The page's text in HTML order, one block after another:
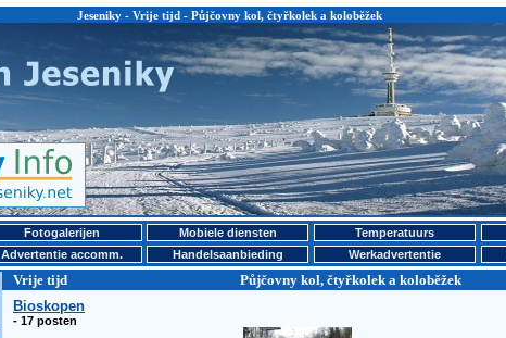
Jeseniky - Vrije tijd - Půjčovny kol, čtyřkolek a koloběžek
Fotogalerijen Mobiele diensten Temperatuurs
Advertentie accomm. Handelsaanbieding Werkadvertentie
Vrije tijd Půjčovny kol, čtyřkolek a koloběžek
Bioskopen
- 17 posten